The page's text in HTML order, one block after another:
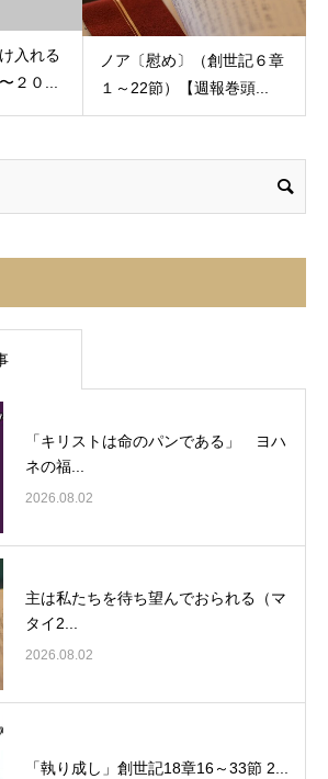
入れる
２０...
ノア〔慰め〕（創世記６章
１～22節）【週報巻頭...
「キリストは命のパンである」 ヨハ
ネの福...
2026.08.02
主は私たちを待ち望んでおられる（マ
タイ2...
2026.08.02
「執り成し」創世記18章16～33節 2...